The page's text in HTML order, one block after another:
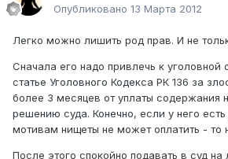
Опубликовано 13 Марта 2012
Легко можно лишить род прав. И не
Сначала его надо привлечь к уголовной
статье Уголовного Кодекса РК 136 за
более 3 месяцев от уплаты содержания
решению суда. Конечно, если у него есть
мотивам нищеты не может оплатить - то
После этого спокойно подавать в суд на